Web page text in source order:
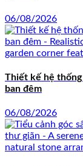
06/08/2026
Thiết kế hệ
ban đêm
06/08/2026